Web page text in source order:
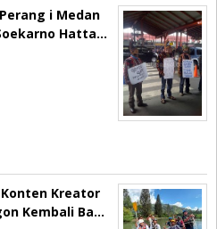
i Medan
Hatta…
Kreator
Kembali Ba…